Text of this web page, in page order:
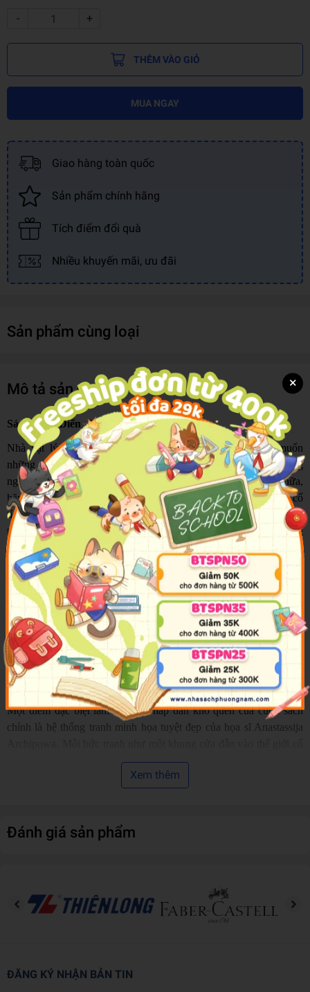
- +
THÊM VÀO GIỎ
MUA NGAY
Giao hàng toàn quốc
Sản phẩm chính hãng
Tích điểm đổi quà
Nhiều khuyến mãi, ưu đãi
Sản phẩm cùng loại
Mô tả sản phẩm
Sách Kinh Điển - Truyện Cổ Andersen
Nhà vật lý thiên tài Albert Einstein từng nói: “Nếu bạn muốn
những đứa con của mình trở nên thông minh, hãy kể cho chúng
nghe truyện cổ tích. Nếu bạn muốn chúng thông minh hơn nữa,
hãy kể nhiều truyện cổ tích hơn nữa.” Và khi nhắc đến truyện cổ
tích, không thể không nhắc tới Hans Christian Andersen - “ông vua
truyện cổ tích” của Đan Mạch, người đã trao cho thế giới những
câu chuyện bất hủ nuôi dưỡng tâm hồn bao thế hệ độc giả.
Cuốn Truyện cổ Andersen mà bạn đang cầm trên tay là tuyển tập
những tác phẩm đặc sắc nhất của ông, do nhà văn kiêm dịch giả
Arnica Esterl tuyển chọn và kể lại. Với giọng văn cô đọng, giàu
nhịp điệu và giàu hình ảnh, những câu chuyện quen thuộc như
Nàng Tiên Cá bé nhỏ, Bộ quần áo mới của Hoàng đế, Chú lính
thiếc kiên cường, Bà Chúa Tuyết, Cô bé bán diêm… hiện lên vừa
gần gũi, vừa mới mẻ, như những chuyến phiêu lưu đầy mê hoặc
mở ra trước mắt người đọc.
Một điểm đặc biệt làm nên sức hấp dẫn khó quên của cuốn sách
chính là hệ thống tranh minh họa tuyệt đẹp của họa sĩ Anastassija
tích mộng mơ: sắc màu dịu dàng, trong trẻo; đường nét mềm mại,
giàu cảm xúc. Từ đại dương xanh thẳm với những rặng san hô lấp
lạnh lẽo tất cả đều được thể hiện tinh tế, gợi cảm và đầy chất thơ.
Tranh minh họa không chỉ làm đẹp cho cuốn sách, mà còn giúp các
Với các em nhỏ, đây là món quà nuôi dưỡng trí tưởng tượng, khơi
gợi lòng nhân ái, sự dũng cảm và niềm tin vào những điều tốt đẹp.
cổ Andersen vì thế không chỉ là cuốn sách để đọc, mà còn là người
bạn đồng hành dịu dàng của tâm hồn ở mọi lứa tuổi.
Xem thêm
Đánh giá sản phẩm
ĐĂNG KÝ NHẬN BẢN TIN
×